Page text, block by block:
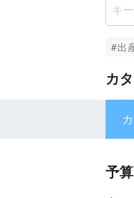
#出
カ
予算